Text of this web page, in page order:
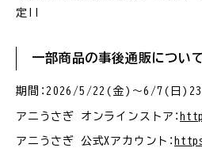
定!!
一部商品の事後通販につい
期間：2026/5/22(金)～6/7(日
アニうさぎ オンラインストア：
アニうさぎ 公式Xアカウント：